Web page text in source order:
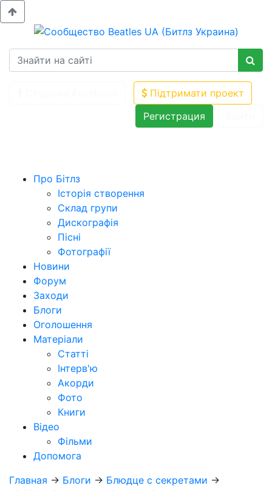
Підтримати проект
Регистрация
Про Бітлз
Історія створення
Склад групи
Дискографія
Пісні
Фотографії
Новини
Форум
Заходи
Блоги
Оголошення
Матеріали
Статті
Інтерв'ю
Акорди
Фото
Книги
Відео
Фільми
Допомога
Главная → Блоги → Блюдце с секретами →